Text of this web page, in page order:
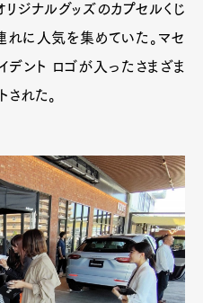
ジナルグッズのカプセルくじ
れに人気を集めていた。マセ
デント ロゴが入ったさまざま
された。